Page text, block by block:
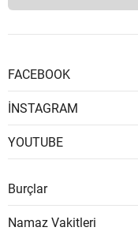
FACEBOOK
İNSTAGRAM
YOUTUBE
Burçlar
Namaz Vakitleri